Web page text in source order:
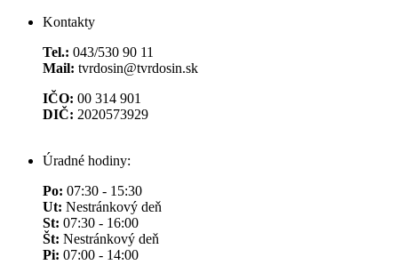
Kontakty
Tel.: 043/530 90 11
Mail: tvrdosin@tvrdosin.sk
IČO: 00 314 901
DIČ: 2020573929
Úradné hodiny:
Po: 07:30 - 15:30
Ut: Nestránkový deň
St: 07:30 - 16:00
Št: Nestránkový deň
Pi: 07:00 - 14:00